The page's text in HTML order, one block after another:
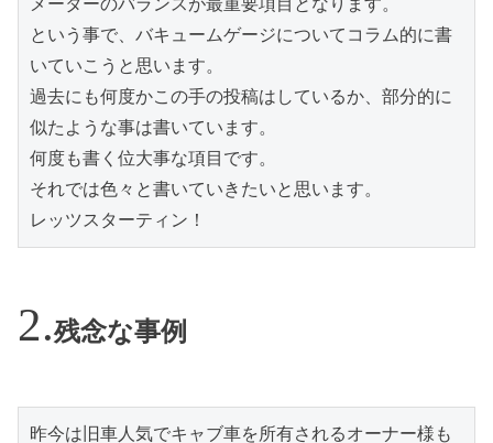
という事で、バキュームゲージについてコラム的に書
いていこうと思います。
過去にも何度かこの手の投稿はしているか、部分的に
似たような事は書いています。
何度も書く位大事な項目です。
それでは色々と書いていきたいと思います。
レッツスターティン！
残念な事例
昨今は旧車人気でキャブ車を所有されるオーナー様も